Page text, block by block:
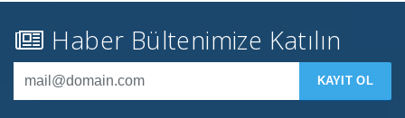
Haber Bültenimize Katılın
KAYIT OL